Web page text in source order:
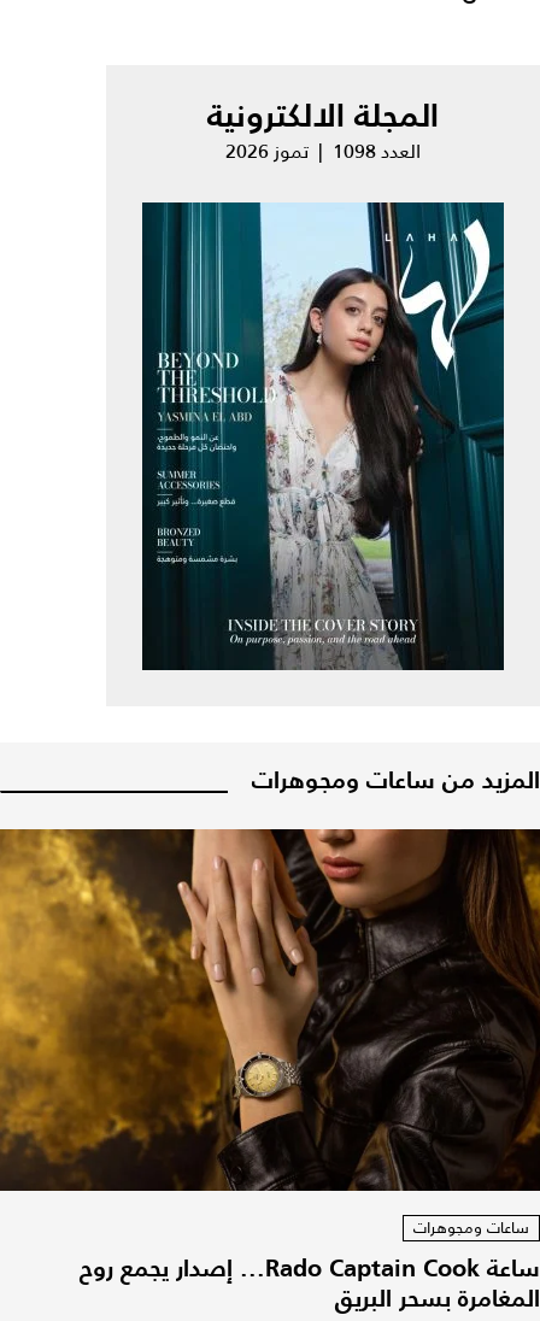
المجلة الالكترونية
العدد 1098 | تموز 2026
المزيد من ساعات ومجوهرات
ساعات ومجوهرات
ساعة Rado Captain Cook... إصدار يجمع روح
المغامرة بسحر البريق